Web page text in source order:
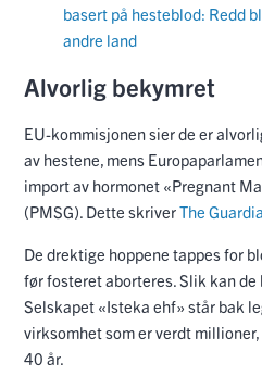
basert på hesteblod: Redd
andre land
Alvorlig bekymret
EU-kommisjonen sier de er
av hestene, mens
import av hormonet «Pregnant
(PMSG). Dette skriverThe
De drektige hoppene tappes for
før fosteret aborteres. Slik kan de
Selskapet «Isteka ehf» står bak
virksomhet som er verdt
40 år.